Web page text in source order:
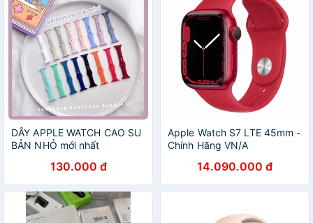
DÂY APPLE WATCH CAO SU
BẢN NHỎ mới nhất
130.000 đ
Apple Watch S7 LTE 45mm -
Chính Hãng VN/A
14.090.000 đ